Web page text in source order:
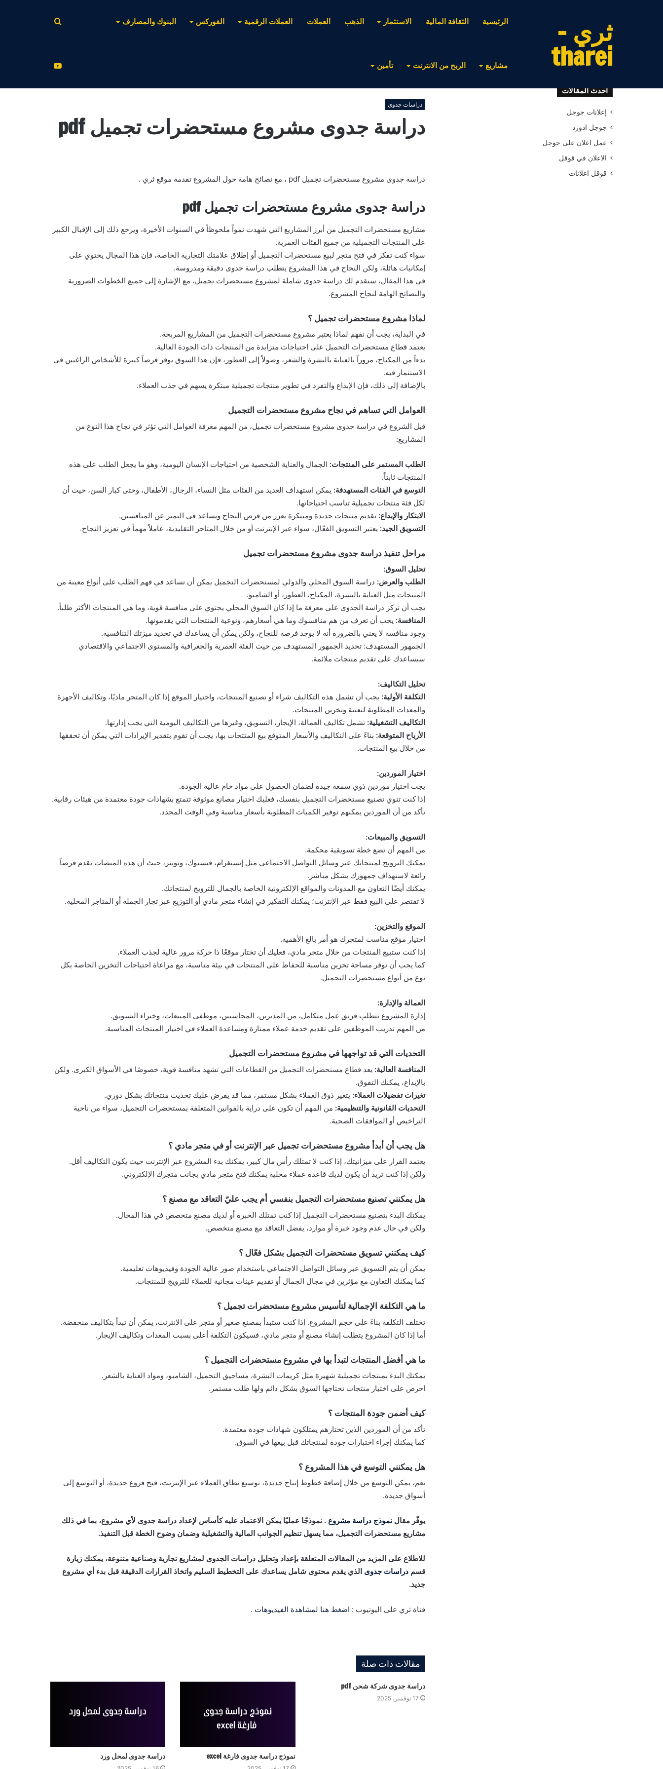
ثري -
tharei
الرئيسية الثقافة المالية الاستثمار الذهب العملات العملات الرقمية الفوركس البنوك والمصارف
مشاريع الربح من الانترنت تأمين عن
دراسات جدوى
دراسة جدوى مشروع مستحضرات تجميل pdf
دراسة جدوى مشروع مستحضرات تجميل pdf ، مع نصائح هامة حول المشروع تقدمة موقع ثري .
دراسة جدوى مشروع مستحضرات تجميل pdf
مشاريع مستحضرات التجميل من أبرز المشاريع التي شهدت نمواً ملحوظاً في السنوات الأخيرة، ويرجع ذلك إلى الإقبال الكبير
على المنتجات التجميلية من جميع الفئات العمرية.
سواء كنت تفكر في فتح متجر لبيع مستحضرات التجميل أو إطلاق علامتك التجارية الخاصة، فإن هذا المجال يحتوي على
إمكانيات هائلة، ولكن النجاح في هذا المشروع يتطلب دراسة جدوى دقيقة ومدروسة.
في هذا المقال، سنقدم لك دراسة جدوى شاملة لمشروع مستحضرات تجميل، مع الإشارة إلى جميع الخطوات الضرورية
والنصائح الهامة لنجاح المشروع.
لماذا مشروع مستحضرات تجميل ؟
في البداية، يجب أن نفهم لماذا يعتبر مشروع مستحضرات التجميل من المشاريع المربحة.
يعتمد قطاع مستحضرات التجميل على احتياجات متزايدة من المنتجات ذات الجودة العالية.
بدءاً من المكياج، مروراً بالعناية بالبشرة والشعر، وصولاً إلى العطور، فإن هذا السوق يوفر فرصاً كبيرة للأشخاص الراغبين في
الاستثمار فيه.
بالإضافة إلى ذلك، فإن الإبداع والتفرد في تطوير منتجات تجميلية مبتكرة يسهم في جذب العملاء.
العوامل التي تساهم في نجاح مشروع مستحضرات التجميل
قبل الشروع في دراسة جدوى مشروع مستحضرات تجميل، من المهم معرفة العوامل التي تؤثر في نجاح هذا النوع من
المشاريع:
الطلب المستمر على المنتجات: الجمال والعناية الشخصية من احتياجات الإنسان اليومية، وهو ما يجعل الطلب على هذه
المنتجات ثابتاً.
التوسع في الفئات المستهدفة: يمكن استهداف العديد من الفئات مثل النساء، الرجال، الأطفال، وحتى كبار السن، حيث أن
لكل فئة منتجات تجميلية تناسب احتياجاتها.
الابتكار والإبداع: تقديم منتجات جديدة ومبتكرة يعزز من فرص النجاح ويساعد في التميز عن المنافسين.
التسويق الجيد: يعتبر التسويق الفعّال، سواء عبر الإنترنت أو من خلال المتاجر التقليدية، عاملاً مهماً في تعزيز النجاح.
مراحل تنفيذ دراسة جدوى مشروع مستحضرات تجميل
تحليل السوق:
الطلب والعرض: دراسة السوق المحلي والدولي لمستحضرات التجميل يمكن أن تساعد في فهم الطلب على أنواع معينة من
المنتجات مثل العناية بالبشرة، المكياج، العطور، أو الشامبو.
يجب أن تركز دراسة الجدوى على معرفة ما إذا كان السوق المحلي يحتوي على منافسة قوية، وما هي المنتجات الأكثر طلباً.
المنافسة: يجب أن تعرف من هم منافسوك وما هي أسعارهم، ونوعية المنتجات التي يقدمونها.
وجود منافسة لا يعني بالضرورة أنه لا يوجد فرصة للنجاح، ولكن يمكن أن يساعدك في تحديد ميزتك التنافسية.
الجمهور المستهدف: تحديد الجمهور المستهدف من حيث الفئة العمرية والجغرافية والمستوى الاجتماعي والاقتصادي
سيساعدك على تقديم منتجات ملائمة.
تحليل التكاليف:
التكلفة الأولية: يجب أن تشمل هذه التكاليف شراء أو تصنيع المنتجات، واختيار الموقع إذا كان المتجر ماديًا، وتكاليف الأجهزة
والمعدات المطلوبة لتعبئة وتخزين المنتجات.
التكاليف التشغيلية: تشمل تكاليف العمالة، الإيجار، التسويق، وغيرها من التكاليف اليومية التي يجب إدارتها.
الأرباح المتوقعة: بناءً على التكاليف والأسعار المتوقع بيع المنتجات بها، يجب أن تقوم بتقدير الإيرادات التي يمكن أن تحققها
من خلال بيع المنتجات.
اختيار الموردين:
يجب اختيار موردين ذوي سمعة جيدة لضمان الحصول على مواد خام عالية الجودة.
إذا كنت تنوي تصنيع مستحضرات التجميل بنفسك، فعليك اختيار مصانع موثوقة تتمتع بشهادات جودة معتمدة من هيئات رقابية.
تأكد من أن الموردين يمكنهم توفير الكميات المطلوبة بأسعار مناسبة وفي الوقت المحدد.
التسويق والمبيعات:
من المهم أن تضع خطة تسويقية محكمة.
يمكنك الترويج لمنتجاتك عبر وسائل التواصل الاجتماعي مثل إنستغرام، فيسبوك، وتويتر، حيث أن هذه المنصات تقدم فرصاً
رائعة لاستهداف جمهورك بشكل مباشر.
يمكنك أيضًا التعاون مع المدونات والمواقع الإلكترونية الخاصة بالجمال للترويج لمنتجاتك.
لا تقتصر على البيع فقط عبر الإنترنت؛ يمكنك التفكير في إنشاء متجر مادي أو التوزيع عبر تجار الجملة أو المتاجر المحلية.
الموقع والتخزين:
اختيار موقع مناسب لمتجرك هو أمر بالغ الأهمية.
إذا كنت ستبيع المنتجات من خلال متجر مادي، فعليك أن تختار موقعًا ذا حركة مرور عالية لجذب العملاء.
كما يجب أن توفر مساحة تخزين مناسبة للحفاظ على المنتجات في بيئة مناسبة، مع مراعاة احتياجات التخزين الخاصة بكل
نوع من أنواع مستحضرات التجميل.
العمالة والإدارة:
إدارة المشروع تتطلب فريق عمل متكامل، من المديرين، المحاسبين، موظفي المبيعات، وخبراء التسويق.
من المهم تدريب الموظفين على تقديم خدمة عملاء ممتازة ومساعدة العملاء في اختيار المنتجات المناسبة.
التحديات التي قد تواجهها في مشروع مستحضرات التجميل
المنافسة العالية: يعد قطاع مستحضرات التجميل من القطاعات التي تشهد منافسة قوية، خصوصًا في الأسواق الكبرى. ولكن
بالإبداع، يمكنك التفوق.
تغيرات تفضيلات العملاء: يتغير ذوق العملاء بشكل مستمر، مما قد يفرض عليك تحديث منتجاتك بشكل دوري.
التحديات القانونية والتنظيمية: من المهم أن تكون على دراية بالقوانين المتعلقة بمستحضرات التجميل، سواء من ناحية
التراخيص أو الموافقات الصحية.
هل يجب أن أبدأ مشروع مستحضرات تجميل عبر الإنترنت أو في متجر مادي ؟
يعتمد القرار على ميزانيتك، إذا كنت لا تمتلك رأس مال كبير، يمكنك بدء المشروع عبر الإنترنت حيث يكون التكاليف أقل.
ولكن إذا كنت تريد أن يكون لديك قاعدة عملاء محلية يمكنك فتح متجر مادي بجانب متجرك الإلكتروني.
هل يمكنني تصنيع مستحضرات التجميل بنفسي أم يجب عليّ التعاقد مع مصنع ؟
يمكنك البدء بتصنيع مستحضرات التجميل إذا كنت تمتلك الخبرة أو لديك مصنع متخصص في هذا المجال.
ولكن في حال عدم وجود خبرة أو موارد، يفضل التعاقد مع مصنع متخصص.
كيف يمكنني تسويق مستحضرات التجميل بشكل فعّال ؟
يمكن أن يتم التسويق عبر وسائل التواصل الاجتماعي باستخدام صور عالية الجودة وفيديوهات تعليمية.
كما يمكنك التعاون مع مؤثرين في مجال الجمال أو تقديم عينات مجانية للعملاء للترويج للمنتجات.
ما هي التكلفة الإجمالية لتأسيس مشروع مستحضرات تجميل ؟
تختلف التكلفة بناءً على حجم المشروع. إذا كنت ستبدأ بمصنع صغير أو متجر على الإنترنت، يمكن أن تبدأ بتكاليف منخفضة.
أما إذا كان المشروع يتطلب إنشاء مصنع أو متجر مادي، فسيكون التكلفة أعلى بسبب المعدات وتكاليف الإيجار.
ما هي أفضل المنتجات لتبدأ بها في مشروع مستحضرات التجميل ؟
يمكنك البدء بمنتجات تجميلية شهيرة مثل كريمات البشرة، مساحيق التجميل، الشامبو، ومواد العناية بالشعر.
احرص على اختيار منتجات تحتاجها السوق بشكل دائم ولها طلب مستمر.
كيف أضمن جودة المنتجات ؟
تأكد من أن الموردين الذين تختارهم يمتلكون شهادات جودة معتمدة.
كما يمكنك إجراء اختبارات جودة لمنتجاتك قبل بيعها في السوق.
هل يمكنني التوسع في هذا المشروع ؟
نعم، يمكن التوسع من خلال إضافة خطوط إنتاج جديدة، توسيع نطاق العملاء عبر الإنترنت، فتح فروع جديدة، أو التوسع إلى
أسواق جديدة.
يوفّر مقال نموذج دراسة مشروع . نموذجًا عمليًا يمكن الاعتماد عليه كأساس لإعداد دراسة جدوى لأي مشروع، بما في ذلك
مشاريع مستحضرات التجميل، مما يسهل تنظيم الجوانب المالية والتشغيلية وضمان وضوح الخطة قبل التنفيذ.
للاطلاع على المزيد من المقالات المتعلقة بإعداد وتحليل دراسات الجدوى لمشاريع تجارية وصناعية متنوعة، يمكنك زيارة
قسم دراسات جدوى الذي يقدم محتوى شامل يساعدك على التخطيط السليم واتخاذ القرارات الدقيقة قبل بدء أي مشروع
جديد.
قناة ثري على اليوتيوب : اضغط هنا لمشاهدة الفيديوهات .
مقالات ذات صلة
دراسة جدوى شركة شحن pdf
17 نوفمبر، 2025
نموذج دراسة جدوى فارغة excel دراسة جدوى لمحل ورد
أحدث المقالات
إعلانات جوجل
جوجل ادورد
عمل اعلان على جوجل
الاعلان في قوقل
قوقل اعلانات